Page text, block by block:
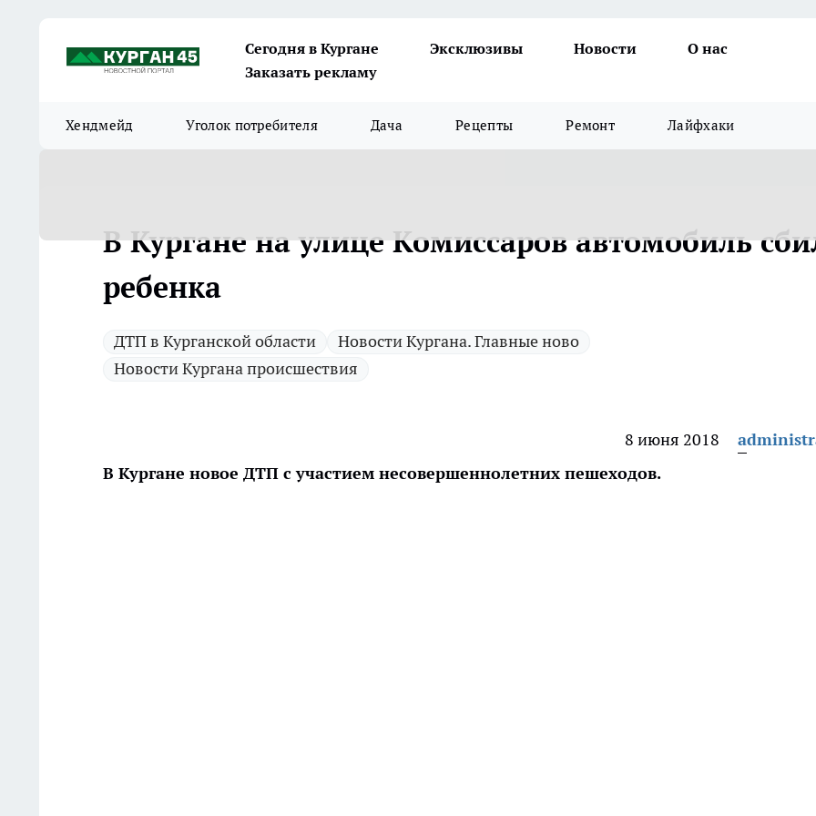
Сегодня в Кургане Эксклюзивы Новости
О нас
Заказать рекламу
Хендмейд Уголок потребителя Дача Рецепты Ремонт Лайфхаки
В Кургане на улице Комиссаров автомобиль
ребенка
ДТП в Курганской области
Новости Кургана. Главные ново
Новости Кургана происшествия
8 июня 2018
В Кургане новое ДТП с участием несовершеннолетних пешеходов.